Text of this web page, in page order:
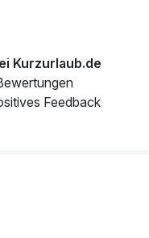
Radeberg
Kurzurlaub.de
Feedback